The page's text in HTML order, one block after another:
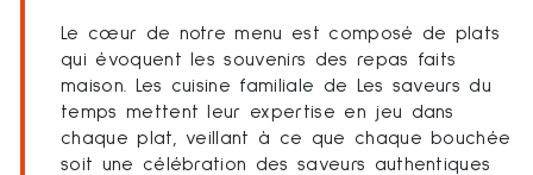
Le cœur de notre menu est composé de plats
qui évoquent les souvenirs des repas faits
maison. Les cuisine familiale de Les saveurs du
temps mettent leur expertise en jeu dans
chaque plat, veillant à ce que chaque bouchée
soit une célébration des saveurs authentiques